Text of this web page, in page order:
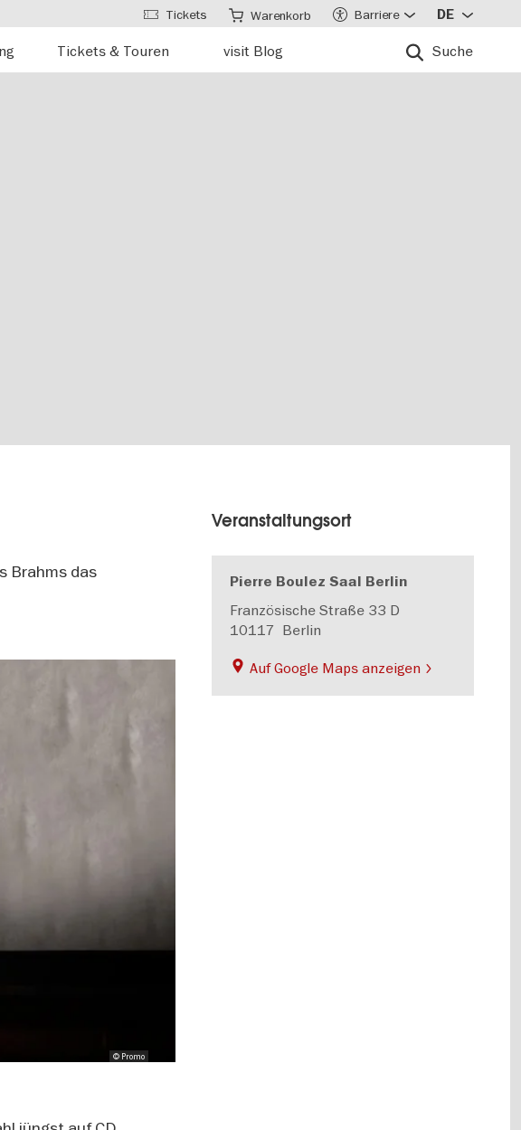
Tickets & Touren visit Blog Suche
Tickets Warenkorb Barriere DE
Brahms das
© Promo
Veranstaltungsort
Pierre Boulez Saal Berlin
Französische Straße 33 D
10117 Berlin
Auf Google Maps anzeigen